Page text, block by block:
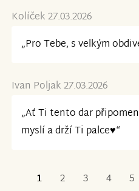
Kolíček 27.03.2026
„Pro Tebe, s velkým
Ivan Poljak 27.03.2026
„Ať Ti tento dar
myslí a drží Ti palce♥️“
1 2 3 4 5